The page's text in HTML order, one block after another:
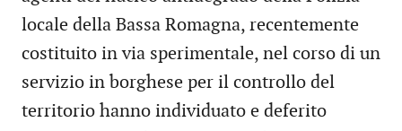
locale della Bassa Romagna, recentemente
costituito in via sperimentale, nel corso di un
servizio in borghese per il controllo del
territorio hanno individuato e deferito